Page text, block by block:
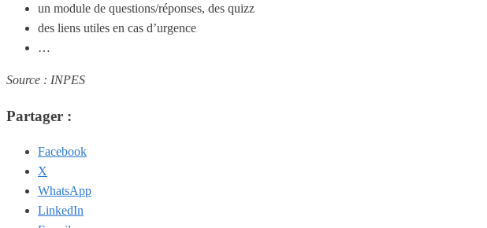
un module de questions/réponses, des quizz
des liens utiles en cas d’urgence
…
Source : INPES
Partager :
Facebook
X
WhatsApp
LinkedIn